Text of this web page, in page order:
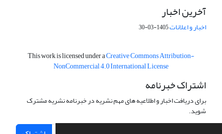
آخرین اخبار
اخبار و اعلانات1405-03-30
This work is licensed under aCreative Commons Attribution-
NonCommercial 4.0 International License
اشتراک خبرنامه
برای دریافت اخبار و اطلاعیه های مهم نشریه در خبرنامه نشریه مشترک
شوید.